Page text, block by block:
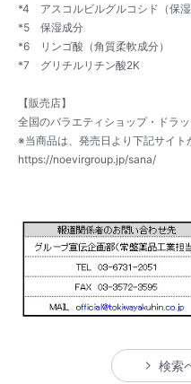
*4 アスコルビルグルコシド（保
*5 保湿成分
*6 リンゴ酸（角質柔軟成分）
*7 グリチルリチン酸2K
【販売店】
全国のバラエティショップ・ドラ
※当商品は、発売日より下記サイト
https://noevirgroup.jp/sana/
検索